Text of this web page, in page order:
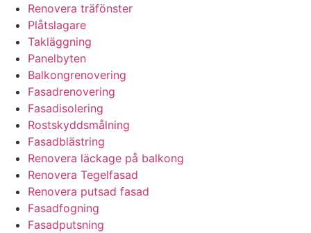
Renovera träfönster
Plåtslagare
Takläggning
Panelbyten
Balkongrenovering
Fasadrenovering
Fasadisolering
Rostskyddsmålning
Fasadblästring
Renovera läckage på balkong
Renovera Tegelfasad
Renovera putsad fasad
Fasadfogning
Fasadputsning